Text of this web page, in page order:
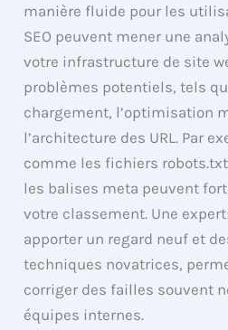
manière fluide pour les
SEO peuvent mener une
votre infrastructure de site
problèmes potentiels, tels
chargement, l’optimisation
l’architecture des URL. Par
comme les fichiers
les balises meta peuvent
votre classement. Une
apporter un regard neuf et
techniques novatrices,
corriger des failles souvent
équipes internes.